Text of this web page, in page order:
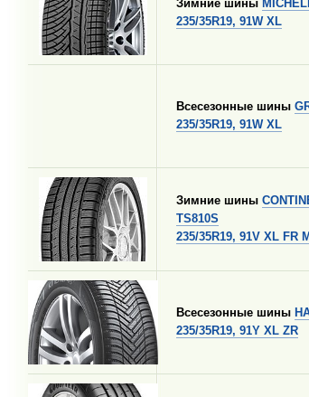
Зимние шины
235/35R19, 91W XL
Всесезонные шины
235/35R19, 91W XL
Зимние шины
TS810S
235/35R19, 91V XL FR
Всесезонные шины
235/35R19, 91Y XL ZR